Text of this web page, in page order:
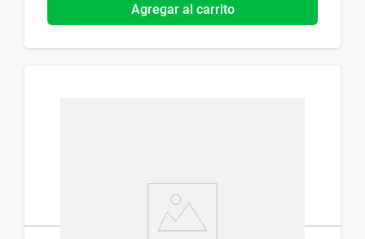
Agregar al carrito